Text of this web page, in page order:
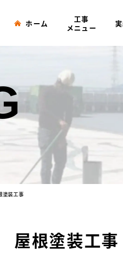
ホーム
工事
メニュー
装工事
屋根塗装工事